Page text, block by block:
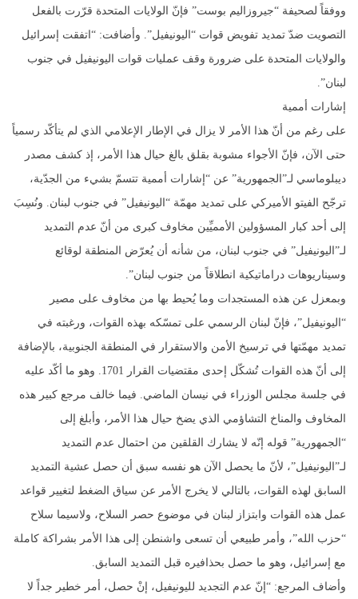
ووفقاً لصحيفة “جيروزاليم بوست” فإنّ الولايات المتحدة قرّرت بالفعل
التصويت ضدّ تمديد تفويض قوات “اليونيفيل”. وأضافت: “اتفقت إسرائيل
والولايات المتحدة على ضرورة وقف عمليات قوات اليونيفيل في جنوب
لبنان”.
إشارات أممية
على رغم من أنّ هذا الأمر لا يزال في الإطار الإعلامي الذي لم يتأكّد رسمياً
حتى الآن، فإنّ الأجواء مشوبة بقلق بالغ حيال هذا الأمر، إذ كشف مصدر
ديبلوماسي لـ”الجمهورية” عن “إشارات أممية تتسمّ بشيء من الجدّية،
ترجّح الفيتو الأميركي على تمديد مهمّة “اليونيفيل” في جنوب لبنان. ونُسِبَ
إلى أحد كبار المسؤولين الأمميِّين مخاوف كبرى من أنّ عدم التمديد
لـ”اليونيفيل” في جنوب لبنان، من شأنه أن يُعرّض المنطقة لوقائع
وسيناريوهات دراماتيكية انطلاقاً من جنوب لبنان”.
وبمعزل عن هذه المستجدات وما يُحيط بها من مخاوف على مصير
“اليونيفيل”، فإنّ لبنان الرسمي على تمسّكه بهذه القوات، ورغبته في
تمديد مهمّتها في ترسيخ الأمن والاستقرار في المنطقة الجنوبية، بالإضافة
إلى أنّ هذه القوات تُشكّل إحدى مقتضيات القرار 1701. وهو ما أكّد عليه
في جلسة مجلس الوزراء في نيسان الماضي. فيما خالف مرجع كبير هذه
المخاوف والمناخ التشاؤمي الذي يضخ حيال هذا الأمر، وأبلغ إلى
“الجمهورية” قوله إنّه لا يشارك القلقين من احتمال عدم التمديد
لـ”اليونيفيل”، لأنّ ما يحصل الآن هو نفسه سبق أن حصل عشية التمديد
السابق لهذه القوات، بالتالي لا يخرج الأمر عن سياق الضغط لتغيير قواعد
عمل هذه القوات وابتزاز لبنان في موضوع حصر السلاح، ولاسيما سلاح
“حزب الله”، وأمر طبيعي أن تسعى واشنطن إلى هذا الأمر بشراكة كاملة
مع إسرائيل، وهو ما حصل بحذافيره قبل التمديد السابق.
وأضاف المرجع: “إنّ عدم التجديد لليونيفيل، إنْ حصل، أمر خطير جداً لا